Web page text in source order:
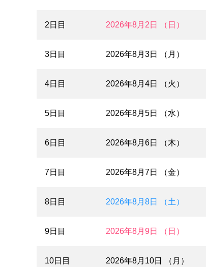
2日目 2026年8月2日 （日）
3日目 2026年8月3日 （月）
4日目 2026年8月4日 （火）
5日目 2026年8月5日 （水）
6日目 2026年8月6日 （木）
7日目 2026年8月7日 （金）
8日目 2026年8月8日 （土）
9日目 2026年8月9日 （日）
10日目 2026年8月10日 （月）